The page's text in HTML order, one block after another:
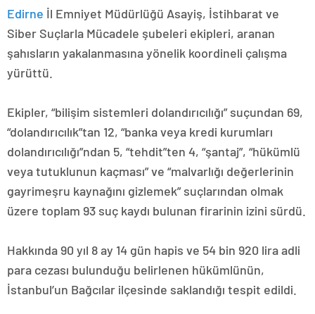
Edirne İl Emniyet Müdürlüğü Asayiş, İstihbarat ve
Siber Suçlarla Mücadele şubeleri ekipleri, aranan
şahısların yakalanmasına yönelik koordineli çalışma
yürüttü.
Ekipler, “bilişim sistemleri dolandırıcılığı” suçundan 69,
“dolandırıcılık”tan 12, “banka veya kredi kurumları
dolandırıcılığı”ndan 5, “tehdit”ten 4, “şantaj”, “hükümlü
veya tutuklunun kaçması” ve “malvarlığı değerlerinin
gayrimeşru kaynağını gizlemek” suçlarından olmak
üzere toplam 93 suç kaydı bulunan firarinin izini sürdü.
Hakkında 90 yıl 8 ay 14 gün hapis ve 54 bin 920 lira adli
para cezası bulunduğu belirlenen hükümlünün,
İstanbul’un Bağcılar ilçesinde saklandığı tespit edildi.